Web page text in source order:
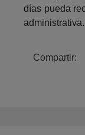
días pueda
Compartir: